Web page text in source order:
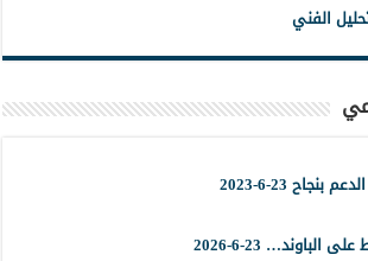
23-6-2023
23-6-2026